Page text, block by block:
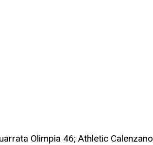
Olimpia 46; Athletic Calenzano